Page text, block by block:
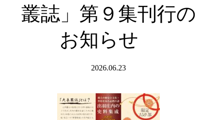
叢誌」第９集刊行の
お知らせ
2026.06.23